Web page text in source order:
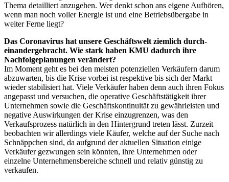
Thema detailliert anzugehen. Wer denkt schon ans eigene Aufhören,
wenn man noch voller Energie ist und eine Betriebsübergabe in
weiter Ferne liegt?
Das Coronavirus hat unsere Geschäftswelt ziemlich durch­
einandergebracht. Wie stark haben KMU dadurch ihre
Nachfolgeplanungen verändert?
Im Moment geht es bei den meisten potenziellen Verkäufern darum
abzuwarten, bis die Krise vorbei ist respektive bis sich der Markt
wieder stabilisiert hat. Viele Verkäufer haben denn auch ihren Fokus
angepasst und versuchen, die operative Geschäftstätigkeit ihrer
Unternehmen sowie die Geschäftskontinuität zu gewährleisten und
negative Auswirkungen der Krise einzugrenzen, was den
Verkaufsprozess natürlich in den Hintergrund treten lässt. Zurzeit
beobachten wir allerdings viele Käufer, welche auf der Suche nach
Schnäppchen sind, da aufgrund der aktuellen Situation einige
Verkäufer gezwungen sein könnten, ihre Unternehmen oder
einzelne Unternehmensbereiche schnell und relativ günstig zu
verkaufen.